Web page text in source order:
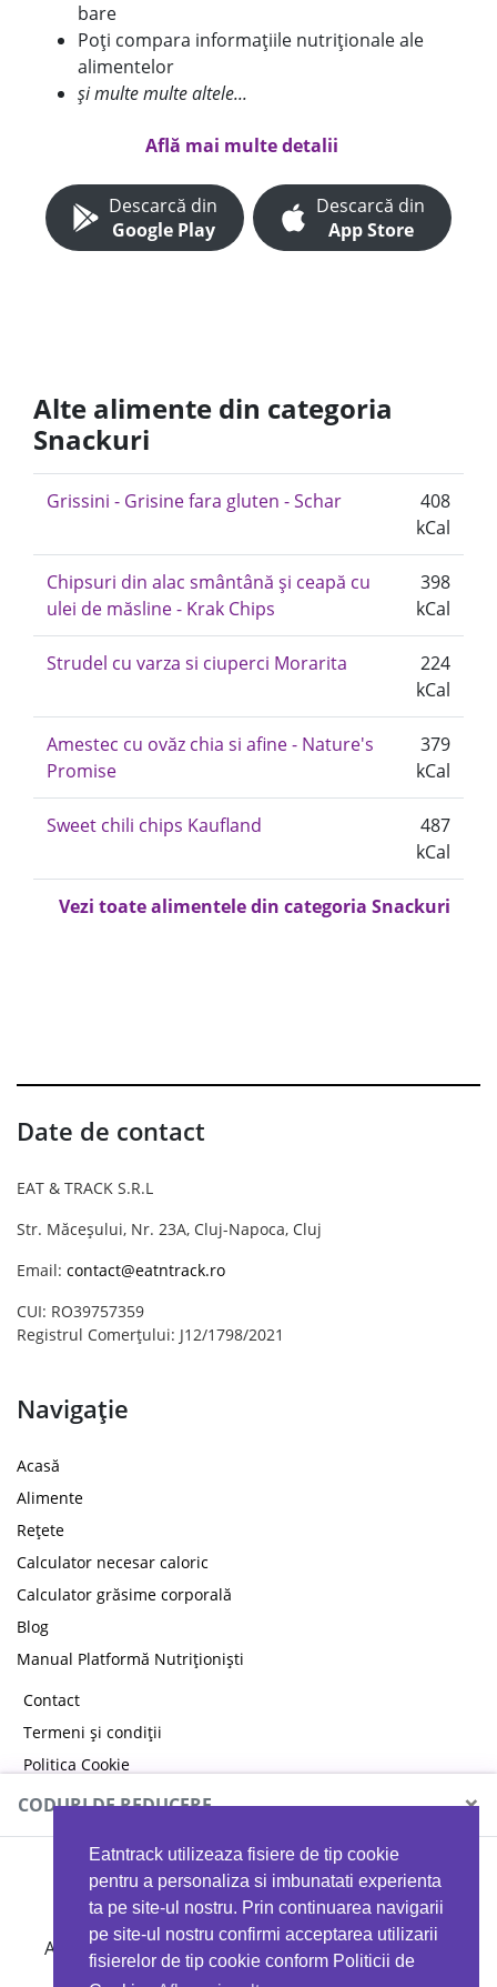
Eatntrack utilizeaza fisiere de tip cookie
pentru a personaliza si imbunatati experienta
ta pe site-ul nostru. Prin continuarea navigarii
pe site-ul nostru confirmi acceptarea utilizarii
fisierelor de tip cookie conform Politicii de
bare
Poți compara informațiile nutriționale ale
alimentelor
și multe multe altele...
Află mai multe detalii
Descarcă din
Google Play
Descarcă din
App Store
Alte alimente din categoria
Snackuri
Grissini - Grisine fara gluten - Schar
408
kCal
Chipsuri din alac smântână și ceapă cu
ulei de măsline - Krak Chips
398
kCal
Strudel cu varza si ciuperci Morarita
224
kCal
Amestec cu ovăz chia si afine - Nature's
Promise
379
kCal
Sweet chili chips Kaufland
487
kCal
Vezi toate alimentele din categoria Snackuri
Date de contact
EAT & TRACK S.R.L
Str. Măceșului, Nr. 23A, Cluj-Napoca, Cluj
Email: contact@eatntrack.ro
CUI: RO39757359
Registrul Comerțului: J12/1798/2021
Navigație
Acasă
Alimente
Rețete
Calculator necesar caloric
Calculator grăsime corporală
Blog
Manual Platformă Nutriționiști
Contact
Termeni și condiții
Politica Cookie
Politica de confidențialitate
CODURI DE REDUCERE ×
MYPROTEIN
Ai 40%reducere la orice comandă folosind codul
EATTRACK